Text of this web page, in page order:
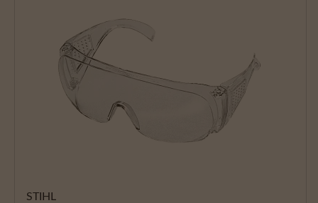
STIHL